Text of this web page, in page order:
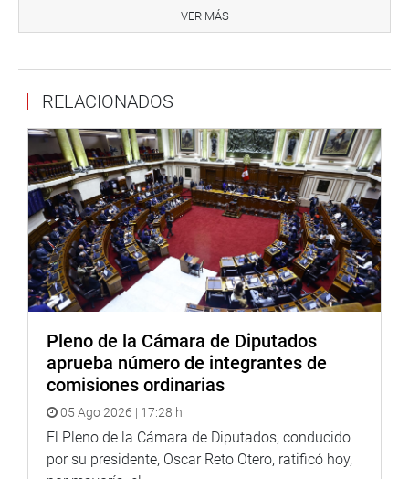
previa que el dictamen de Alto Trujillo vuelva a estudio de
comisiones pero fue desestimado por amplia mayoría.
PRENSA CONGRESO
VER MÁS
RELACIONADOS
Pleno de la Cámara de Diputados
aprueba número de integrantes de
comisiones ordinarias
05 Ago 2026 | 17:28 h
El Pleno de la Cámara de Diputados, conducido
por su presidente, Oscar Reto Otero, ratificó hoy,